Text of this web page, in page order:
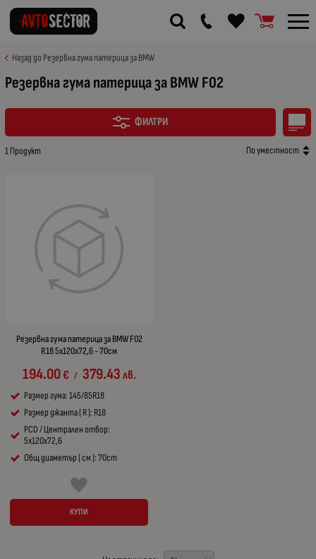
Назад до Резервна гума патерица за BMW
Резервна гума патерица за BMW F02
ФИЛТРИ
1 Продукт По уместност
Резервна гума патерица за BMW F02
R18 5x120x72,6 - 70см
194.00€ / 379.43лв.
Размер гума: 145/85R18
Размер джанта ( R ): R18
PCD / Централен отвор:
5x120x72,6
Общ диаметър ( см ): 70cm
КУПИ